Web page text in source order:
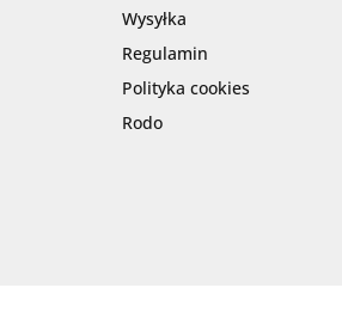
Wysyłka
Regulamin
Polityka cookies
Rodo